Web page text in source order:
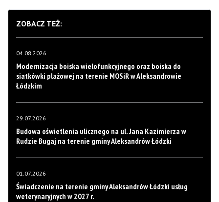
ZOBACZ TEŻ:
04.08.2026
Modernizacja boiska wielofunkcyjnego oraz boiska do
siatkówki plażowej na terenie MOSiR w Aleksandrowie
Łódzkim
29.07.2026
Budowa oświetlenia ulicznego na ul. Jana Kazimierza w
Rudzie Bugaj na terenie gminy Aleksandrów Łódzki
01.07.2026
Świadczenie na terenie gminy Aleksandrów Łódzki usług
weterynaryjnych w 2027 r.